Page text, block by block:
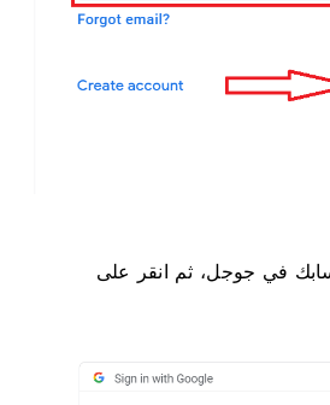
في جوجل، ثم انقر على